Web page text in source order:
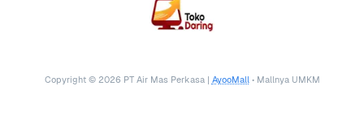
Copyright © 2026 PT Air Mas Perkasa | AyooMall • Mallnya UMKM